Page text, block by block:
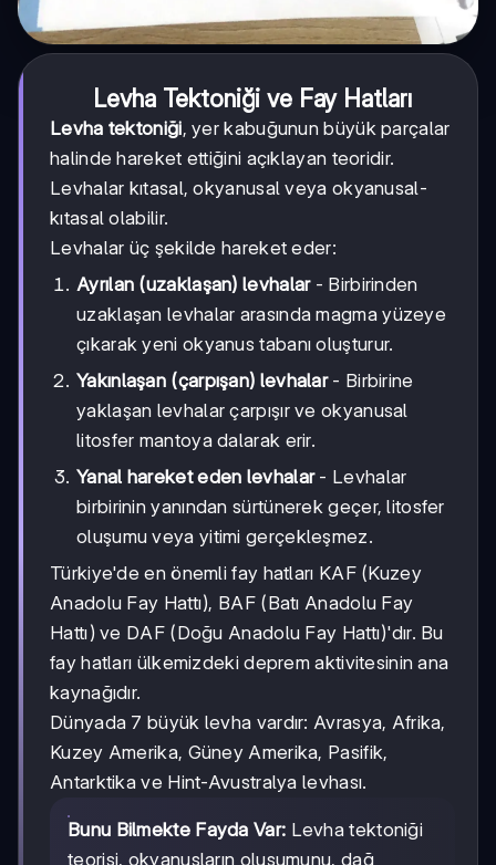
Levha Tektoniği ve Fay Hatları
Levha tektoniği, yer kabuğunun büyük parçalar
halinde hareket ettiğini açıklayan teoridir.
Levhalar kıtasal, okyanusal veya okyanusal-
kıtasal olabilir.
Levhalar üç şekilde hareket eder:
Ayrılan (uzaklaşan) levhalar- Birbirinden
uzaklaşan levhalar arasında magma yüzeye
çıkarak yeni okyanus tabanı oluşturur.
Yakınlaşan (çarpışan) levhalar- Birbirine
yaklaşan levhalar çarpışır ve okyanusal
litosfer mantoya dalarak erir.
Yanal hareket eden levhalar- Levhalar
birbirinin yanından sürtünerek geçer, litosfer
oluşumu veya yitimi gerçekleşmez.
Türkiye'de en önemli fay hatları KAF (Kuzey
Anadolu Fay Hattı), BAF (Batı Anadolu Fay
Hattı) ve DAF (Doğu Anadolu Fay Hattı)'dır. Bu
fay hatları ülkemizdeki deprem aktivitesinin ana
kaynağıdır.
Dünyada 7 büyük levha vardır: Avrasya, Afrika,
Kuzey Amerika, Güney Amerika, Pasifik,
Antarktika ve Hint-Avustralya levhası.
Bunu Bilmekte Fayda Var: Levha tektoniği
teorisi, okyanusların oluşumunu, dağ